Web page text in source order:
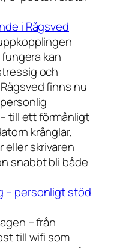
i Rågsved
kan
och
finns nu
till ett förmånligt
krånglar,
eller skrivaren
snabbt bli både
– personligt stöd
– från
till wifi som